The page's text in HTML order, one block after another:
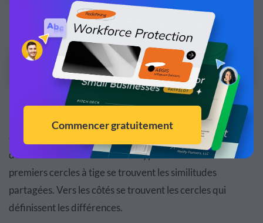
Personnalisez le modèle et créez votre design.
Modifier et Télécharger
Dans un réseau d'idées, les deux cercles centraux
contiennent les idées principales. De ces deux cercles
découlent des cercles de deux types. Dans les deux
premiers cercles à tige se trouvent les similitudes
partagées. Vers les côtés se trouvent les cercles qui
définissent les différences.